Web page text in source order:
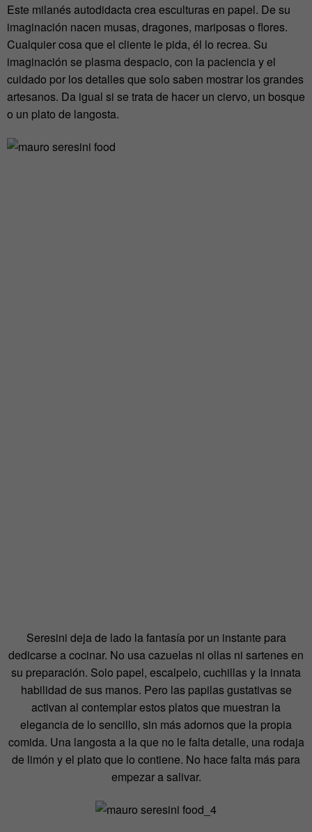
Este milanés autodidacta crea esculturas en papel. De su
imaginación nacen musas, dragones, mariposas o flores.
Cualquier cosa que el cliente le pida, él lo recrea. Su
imaginación se plasma despacio, con la paciencia y el
cuidado por los detalles que solo saben mostrar los grandes
artesanos. Da igual si se trata de hacer un ciervo, un bosque
o un plato de langosta.
Seresini deja de lado la fantasía por un instante para
dedicarse a cocinar. No usa cazuelas ni ollas ni sartenes en
su preparación. Solo papel, escalpelo, cuchillas y la innata
habilidad de sus manos. Pero las papilas gustativas se
activan al contemplar estos platos que muestran la
elegancia de lo sencillo, sin más adornos que la propia
comida. Una langosta a la que no le falta detalle, una rodaja
de limón y el plato que lo contiene. No hace falta más para
empezar a salivar.